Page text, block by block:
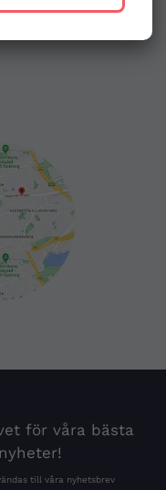
för våra bästa
till våra nyhetsbrev